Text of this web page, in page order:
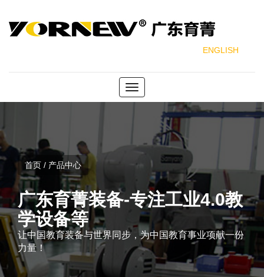
ENGLISH
Toggle
navigation
首页 / 产品中心
广东育菁装备-专注工业4.0教
学设备等
让中国教育装备与世界同步，为中国教育事业项献一份
力量！